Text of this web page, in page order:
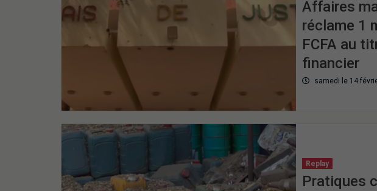
Affaires
réclame 1
FCFA au
financier
samedi le 14
Replay
Pratiques